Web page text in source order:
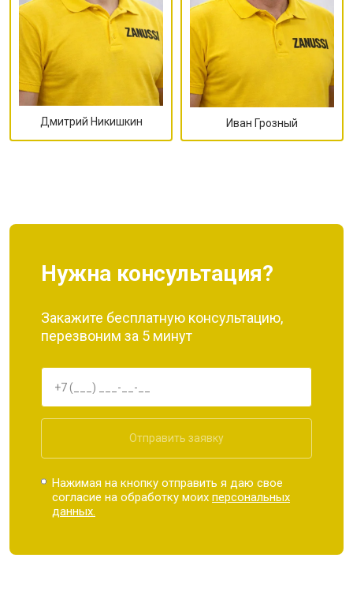
Дмитрий Никишкин Иван Грозный
Нужна консультация?
Закажите бесплатную консультацию,
перезвоним за 5 минут
Отправить заявку
Нажимая на кнопку отправить я даю свое
согласие на обработку моихперсональных
данных.